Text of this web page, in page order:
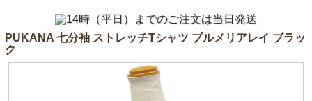
PUKANA 七分袖 ストレッチTシャツ プルメリアレイ ブラッ
ク